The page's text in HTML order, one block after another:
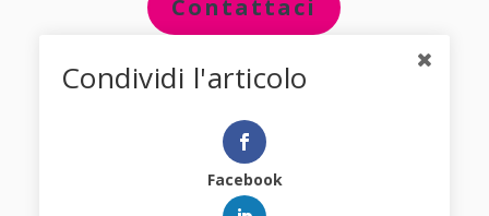
Contattaci
Condividi l'articolo
Facebook